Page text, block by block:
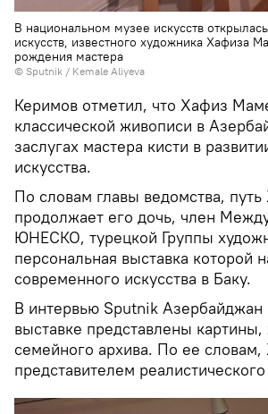
В национальном музее искусств
искусств, известного художника Хафиза
рождения мастера
© Sputnik / Kemale Aliyeva
Керимов отметил, что Хафиз
классической живописи в
заслугах мастера кисти в
искусства.
По словам главы ведомства,
продолжает его дочь, член
ЮНЕСКО, турецкой Группы
персональная выставка которой
современного искусства в Баку.
В интервью Sputnik Азербайджан
выставке представлены
семейного архива. По ее
представителем